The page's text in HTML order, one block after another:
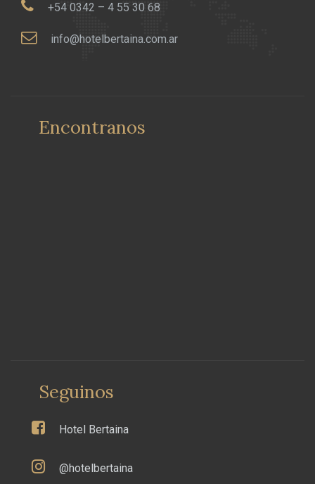
+54 0342 – 4 55 30 68
info@hotelbertaina.com.ar
Encontranos
Seguinos
Hotel Bertaina
@hotelbertaina